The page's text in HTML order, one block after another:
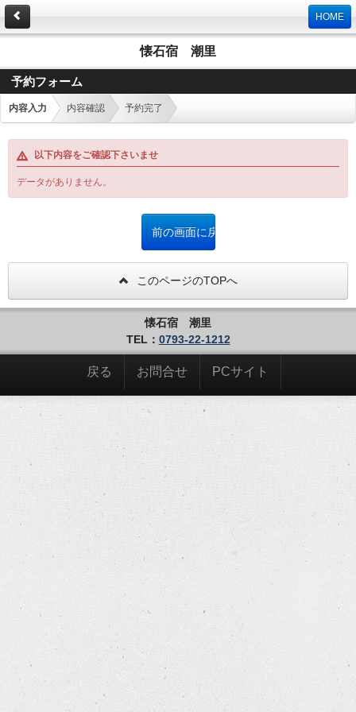
HOME
懐石宿 潮里
予約フォーム
内容入力 内容確認 予約完了
以下内容をご確認下さいませ
データがありません。
このページのTOPへ
懐石宿 潮里
TEL： 0793-22-1212
戻る お問合せ PCサイト